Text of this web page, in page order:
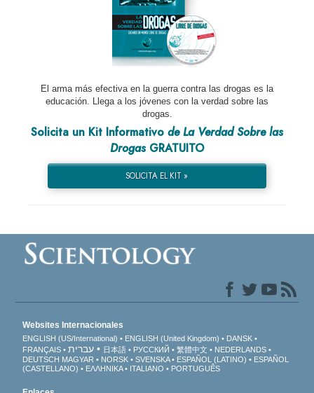
El arma más efectiva en la guerra contra las drogas es la
educación. Llega a los jóvenes con la verdad sobre las
drogas.
Solicita un Kit Informativo de La Verdad Sobre las
DrogasGRATUITO
SOLICITA EL KIT »
Websites Internacionales
ENGLISH (US/International) ENGLISH (United Kingdom)
DANSK
FRANÇAIS
עברית 日本語 РУССКИЙ 繁體中文
NEDERLANDS
DEUTSCH MAGYAR NORSK SVENSKA ESPAÑOL (LATINO)
ESPAÑOL
(CASTELLANO)
ΕΛΛΗΝΙΚA ITALIANO PORTUGUÊS